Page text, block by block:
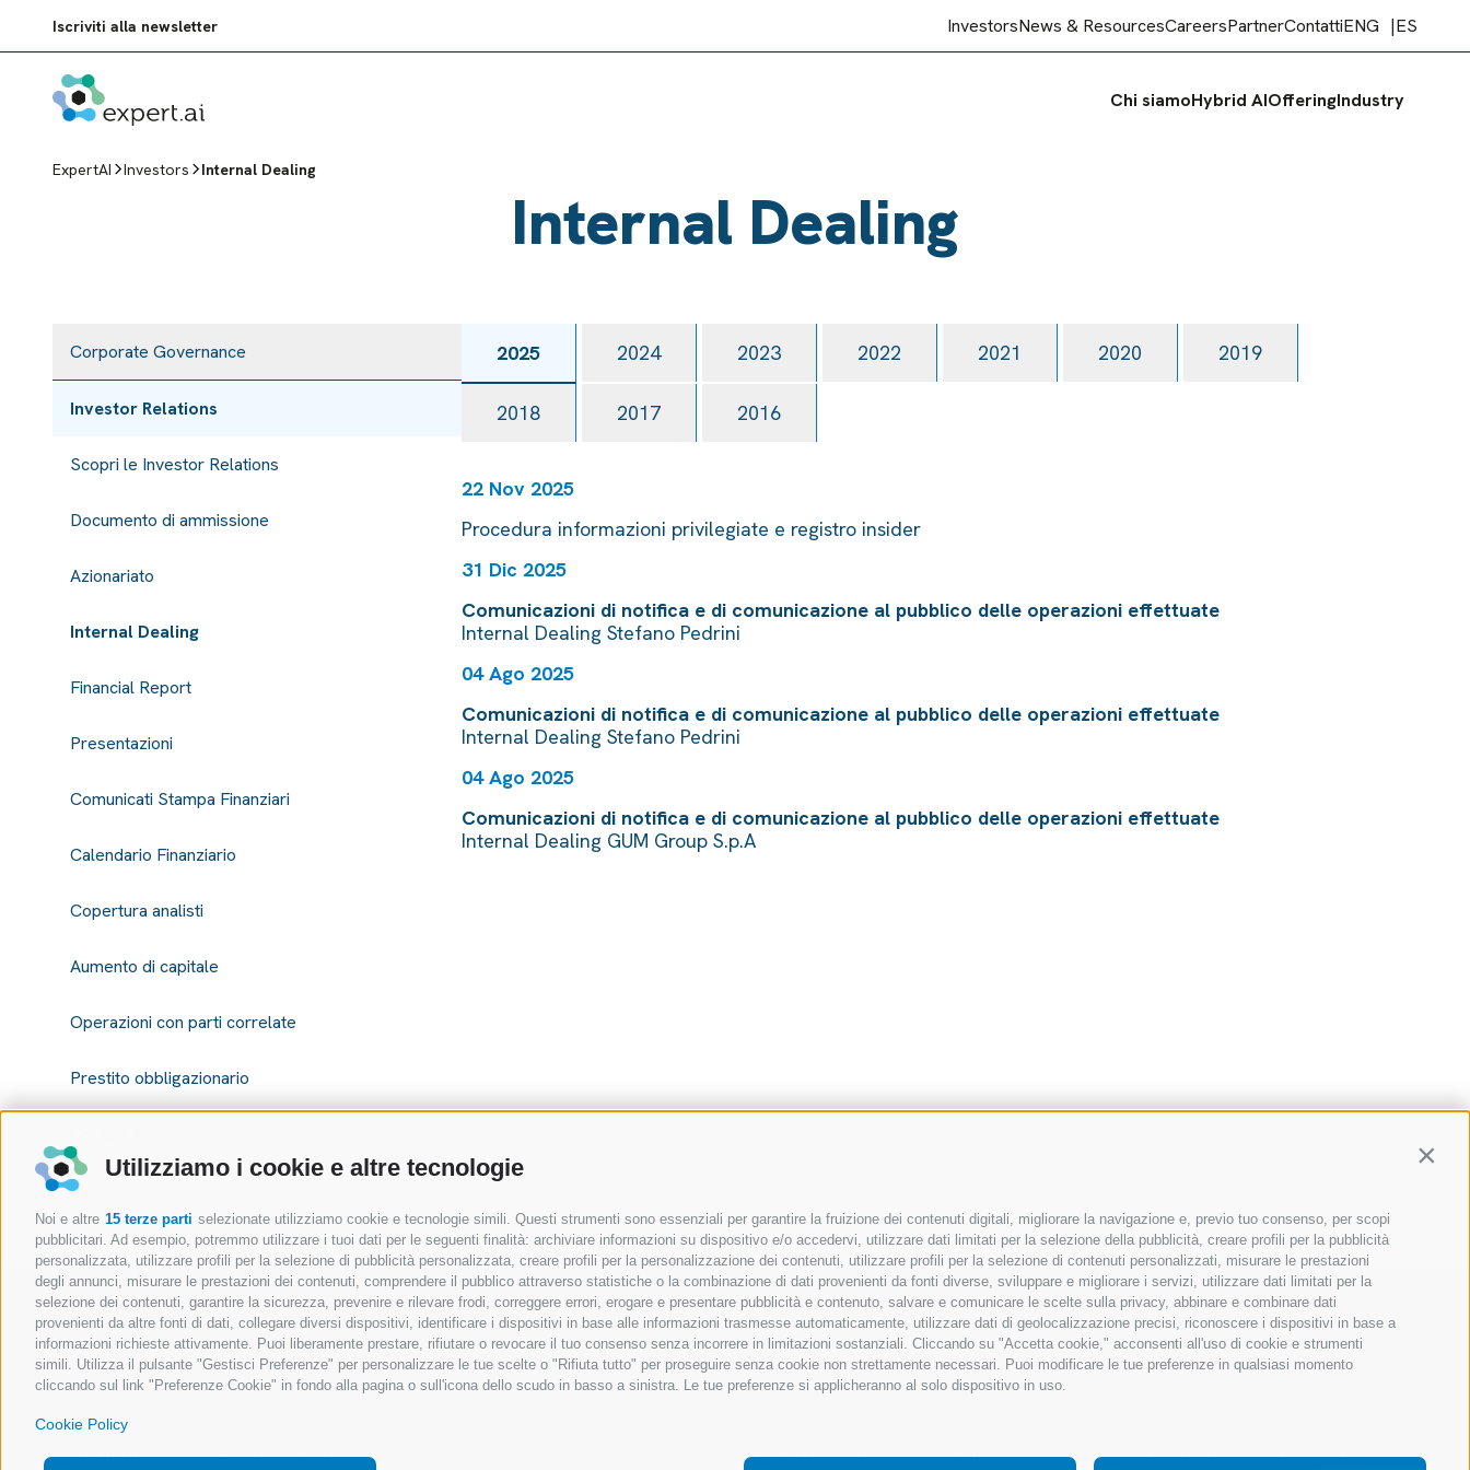
Utilizziamo i cookie e altre tecnologie
Noi e altre 15 terze parti selezionate utilizziamo cookie e tecnologie simili. Questi strumenti sono essenziali per garantire la fruizione dei contenuti digitali, migliorare la navigazione e, previo tuo consenso, per scopi
pubblicitari. Ad esempio, potremmo utilizzare i tuoi dati per le seguenti finalità: archiviare informazioni su dispositivo e/o accedervi, utilizzare dati limitati per la selezione della pubblicità, creare profili per la pubblicità
personalizzata, utilizzare profili per la selezione di pubblicità personalizzata, creare profili per la personalizzazione dei contenuti, utilizzare profili per la selezione di contenuti personalizzati, misurare le prestazioni
degli annunci, misurare le prestazioni dei contenuti, comprendere il pubblico attraverso statistiche o la combinazione di dati provenienti da fonti diverse, sviluppare e migliorare i servizi, utilizzare dati limitati per la
selezione dei contenuti, garantire la sicurezza, prevenire e rilevare frodi, correggere errori, erogare e presentare pubblicità e contenuto, salvare e comunicare le scelte sulla privacy, abbinare e combinare dati
provenienti da altre fonti di dati, collegare diversi dispositivi, identificare i dispositivi in base alle informazioni trasmesse automaticamente, utilizzare dati di geolocalizzazione precisi, riconoscere i dispositivi in base a
informazioni richieste attivamente. Puoi liberamente prestare, rifiutare o revocare il tuo consenso senza incorrere in limitazioni sostanziali. Cliccando su "Accetta cookie," acconsenti all'uso di cookie e strumenti
simili. Utilizza il pulsante "Gestisci Preferenze" per personalizzare le tue scelte o "Rifiuta tutto" per proseguire senza cookie non strettamente necessari. Puoi modificare le tue preferenze in qualsiasi momento
cliccando sul link "Preferenze Cookie" in fondo alla pagina o sull'icona dello scudo in basso a sinistra. Le tue preferenze si applicheranno al solo dispositivo in uso.
Cookie Policy
Iscriviti alla newsletter InvestorsNews & ResourcesCareersPartnerContattiENG ES
Chi siamoHybrid AIOfferingIndustry
ExpertAI Investors Internal Dealing
Internal Dealing
Corporate Governance
Investor Relations
Scopri le Investor Relations
Documento di ammissione
Azionariato
Internal Dealing
Financial Report
Presentazioni
Comunicati Stampa Finanziari
Calendario Finanziario
Copertura analisti
Aumento di capitale
Operazioni con parti correlate
Prestito obbligazionario
2025 2024 2023 2022 2021 2020 2019
2018 2017 2016
22 Nov 2025
Procedura informazioni privilegiate e registro insider
31 Dic 2025
Comunicazioni di notifica e di comunicazione al pubblico delle operazioni effettuate
Internal Dealing Stefano Pedrini
04 Ago 2025
Comunicazioni di notifica e di comunicazione al pubblico delle operazioni effettuate
Internal Dealing Stefano Pedrini
04 Ago 2025
Comunicazioni di notifica e di comunicazione al pubblico delle operazioni effettuate
Internal Dealing GUM Group S.p.A
Copyright @ 2026 Expert.ai - All Rights Reserved Website Privacy and Cookie Policy Cookie Policy
Personalizza il consenso